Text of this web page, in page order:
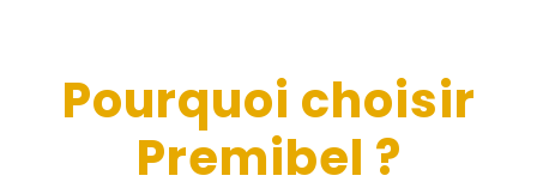
Pourquoi choisir
Premibel ?